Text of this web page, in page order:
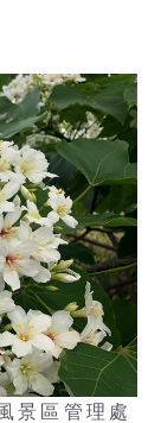
景區管理處